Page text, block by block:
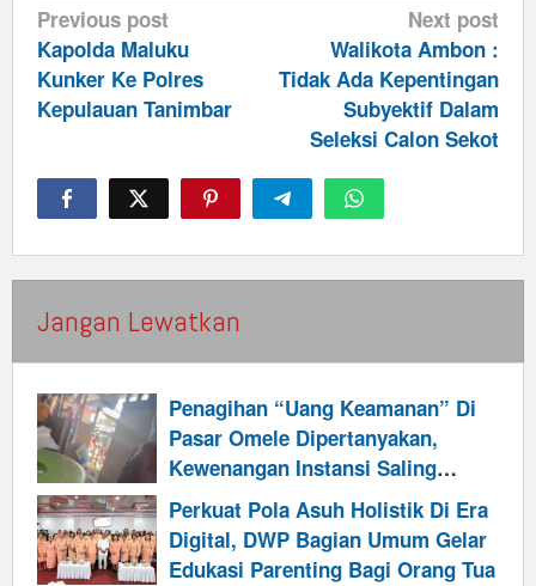
Post
navigation
Previous post
Kapolda Maluku
Kunker Ke Polres
Kepulauan Tanimbar
Next post
Walikota Ambon :
Tidak Ada Kepentingan
Subyektif Dalam
Seleksi Calon Sekot
Jangan Lewatkan
Penagihan “Uang Keamanan” Di
Pasar Omele Dipertanyakan,
Kewenangan Instansi Saling
Menyangkal
Perkuat Pola Asuh Holistik Di Era
Digital, DWP Bagian Umum Gelar
Edukasi Parenting Bagi Orang Tua